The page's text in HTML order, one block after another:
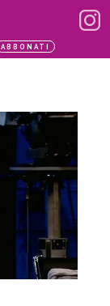
ABBONATI